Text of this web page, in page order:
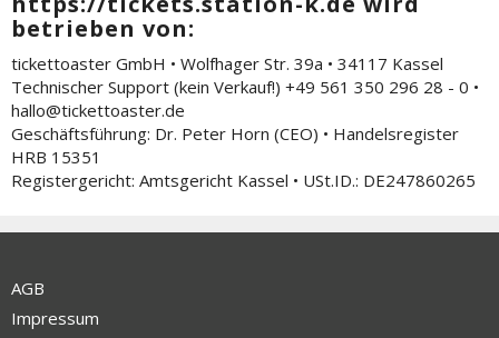
betrieben von:
tickettoaster GmbH • Wolfhager Str. 39a • 34117 Kassel
Technischer Support (kein Verkauf!) +49 561 350 296 28 - 0 •
hallo@tickettoaster.de
Geschäftsführung: Dr. Peter Horn (CEO) • Handelsregister
HRB 15351
Registergericht: Amtsgericht Kassel • USt.ID.: DE247860265
AGB
Impressum